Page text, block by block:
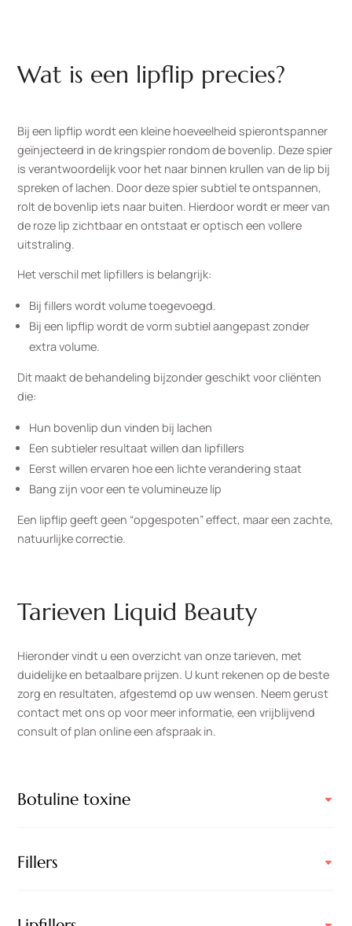
Wat is een lipflip precies?
Bij een lipflip wordt een kleine hoeveelheid spierontspanner
geïnjecteerd in de kringspier rondom de bovenlip. Deze spier
is verantwoordelijk voor het naar binnen krullen van de lip bij
spreken of lachen. Door deze spier subtiel te ontspannen,
rolt de bovenlip iets naar buiten. Hierdoor wordt er meer van
de roze lip zichtbaar en ontstaat er optisch een vollere
uitstraling.
Het verschil met lipfillers is belangrijk:
Bij fillers wordt volume toegevoegd.
Bij een lipflip wordt de vorm subtiel aangepast zonder
extra volume.
Dit maakt de behandeling bijzonder geschikt voor cliënten
die:
Hun bovenlip dun vinden bij lachen
Een subtieler resultaat willen dan lipfillers
Eerst willen ervaren hoe een lichte verandering staat
Bang zijn voor een te volumineuze lip
Een lipflip geeft geen “opgespoten” effect, maar een zachte,
natuurlijke correctie.
Tarieven Liquid Beauty
Hieronder vindt u een overzicht van onze tarieven, met
duidelijke en betaalbare prijzen. U kunt rekenen op de beste
zorg en resultaten, afgestemd op uw wensen. Neem gerust
contact met ons op voor meer informatie, een vrijblijvend
consult of plan online een afspraak in.
Botuline toxine
Fillers